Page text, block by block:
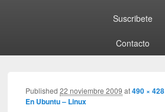
Suscribete
Contacto
Published22 noviembre 2009 at490 × 428
En Ubuntu – Linux